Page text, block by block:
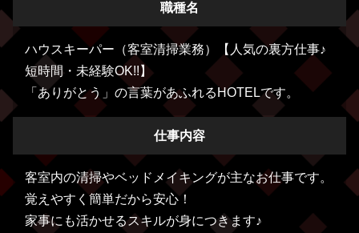
職種名
ハウスキーパー（客室清掃業務）【人気の裏方仕事♪
短時間・未経験OK!!】
「ありがとう」の言葉があふれるHOTELです。
仕事内容
客室内の清掃やベッドメイキングが主なお仕事です。
覚えやすく簡単だから安心！
家事にも活かせるスキルが身につきます♪